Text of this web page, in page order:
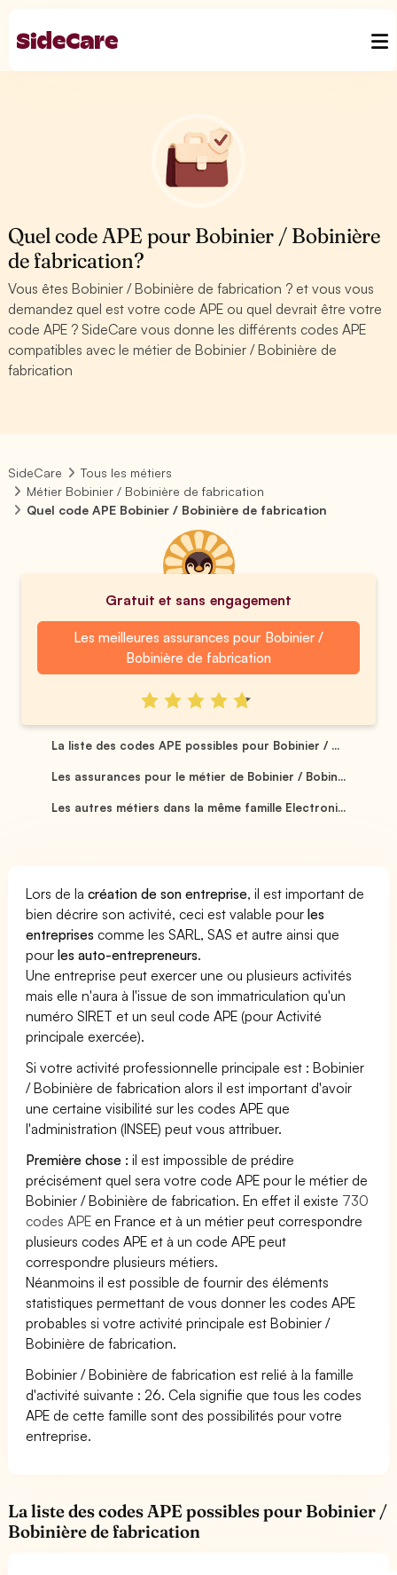
Quel code APE pour Bobinier / Bobinière
de fabrication?
Vous êtes Bobinier / Bobinière de fabrication ? et vous vous
demandez quel est votre code APE ou quel devrait être votre
code APE ? SideCare vous donne les différents codes APE
compatibles avec le métier de Bobinier / Bobinière de
fabrication
SideCare
Tous les métiers
Métier Bobinier / Bobinière de fabrication
Quel code APE Bobinier / Bobinière de fabrication
Gratuit et sans engagement
Les meilleures assurances pour Bobinier /
Bobinière de fabrication
La liste des codes APE possibles pour Bobinier / ...
Les assurances pour le métier de Bobinier / Bobin...
Les autres métiers dans la même famille Electroni...
Lors de lacréation de son entreprise, il est important de
bien décrire son activité, ceci est valable pourles
entreprises comme les SARL, SAS et autre ainsi que
pourles auto-entrepreneurs.
Une entreprise peut exercer une ou plusieurs activités
mais elle n'aura à l'issue de son immatriculation qu'un
numéro SIRET et un seul code APE (pour Activité
principale exercée).
Si votre activité professionnelle principale est : Bobinier
/ Bobinière de fabrication alors il est important d'avoir
une certaine visibilité sur les codes APE que
l'administration (INSEE) peut vous attribuer.
Première chose : il est impossible de prédire
précisément quel sera votre code APE pour le métier de
Bobinier / Bobinière de fabrication. En effet il existe 730
codes APE en France et à un métier peut correspondre
plusieurs codes APE et à un code APE peut
correspondre plusieurs métiers.
Néanmoins il est possible de fournir des éléments
statistiques permettant de vous donner les codes APE
probables si votre activité principale est Bobinier /
Bobinière de fabrication.
Bobinier / Bobinière de fabrication est relié à la famille
d'activité suivante : 26. Cela signifie que tous les codes
APE de cette famille sont des possibilités pour votre
entreprise.
La liste des codes APE possibles pour Bobinier /
Bobinière de fabrication